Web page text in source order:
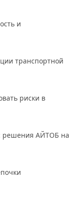
и
транспортной
риски в
решения АЙТОБ на